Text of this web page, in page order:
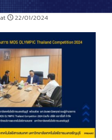
at 22/01/2024